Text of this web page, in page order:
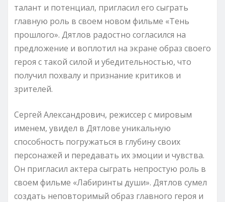
талант и потенциал, пригласил его сыграть
главную роль в своем новом фильме «Тень
прошлого». Дятлов радостно согласился на
предложение и воплотил на экране образ своего
героя с такой силой и убедительностью, что
получил похвалу и признание критиков и
зрителей.
Сергей Александрович, режиссер с мировым
именем, увидел в Дятлове уникальную
способность погружаться в глубину своих
персонажей и передавать их эмоции и чувства.
Он пригласил актера сыграть непростую роль в
своем фильме «Лабиринты души». Дятлов сумел
создать неповторимый образ главного героя и